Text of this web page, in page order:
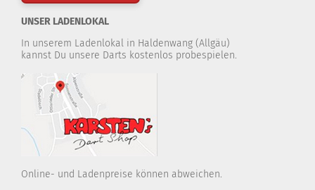
UNSER LADENLOKAL
In unserem Ladenlokal in Haldenwang (Allgäu)
kannst Du unsere Darts kostenlos probespielen.
Online- und Ladenpreise können abweichen.